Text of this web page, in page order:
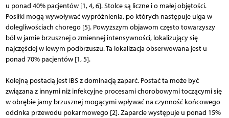
u ponad 40% pacjentów [1, 4, 6]. Stolce są liczne i o małej objętości.
Posiłki mogą wywoływać wypróżnienia, po których następuje ulga w
dolegliwościach chorego [5]. Powyższym objawom często towarzyszy
ból w jamie brzusznej o zmiennej intensywności, lokalizujący się
najczęściej w lewym podbrzuszu. Ta lokalizacja obserwowana jest u
ponad 70% pacjentów [1, 5].
Kolejną postacią jest IBS z dominacją zaparć. Postać ta może być
związana z innymi niż infekcyjne procesami chorobowymi toczącymi się
w obrębie jamy brzusznej mogącymi wpływać na czynność końcowego
odcinka przewodu pokarmowego [2]. Zaparcie występuje u ponad 15%